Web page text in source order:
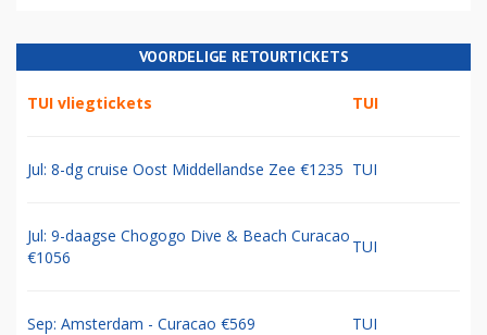
VOORDELIGE RETOURTICKETS
TUI vliegtickets TUI
Jul: 8-dg cruise Oost Middellandse Zee €1235 TUI
Jul: 9-daagse Chogogo Dive & Beach Curacao
€1056
TUI
Sep: Amsterdam - Curacao €569 TUI